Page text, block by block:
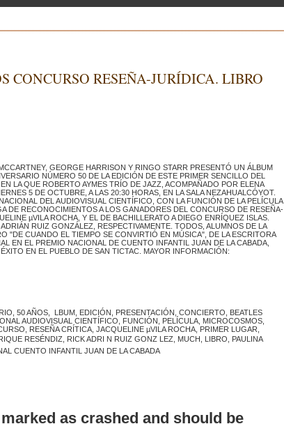
CONCURSO RESEÑA-JURÍDICA. LIBRO
GEORGE HARRISON Y RINGO STARR PRESENTÓ UN ÁLBUM
NÚMERO 50 DE LA EDICIÓN DE ESTE PRIMER SENCILLO DEL
LA QUE ROBERTO AYMES TRÍO DE JAZZ, ACOMPAÑADO POR ELENA
5 DE OCTUBRE, A LAS 20:30 HORAS, EN LA SALA NEZAHUALCÓYOT.
DEL AUDIOVISUAL CIENTÍFICO, CON LA FUNCIÓN DE LA PELÍCULA
DE RECONOCIMIENTOS A LOS GANADORES DEL CONCURSO DE RESEÑA-
µVILA ROCHA, Y EL DE BACHILLERATO A DIEGO ENRÍQUEZ ISLAS.
RUIZ GONZÁLEZ, RESPECTIVAMENTE. TODOS, ALUMNOS DE LA
"DE CUANDO EL TIEMPO SE CONVIRTIÓ EN MÚSICA", DE LA ESCRITORA
EN EL PREMIO NACIONAL DE CUENTO INFANTIL JUAN DE LA CABADA,
EN EL PUEBLO DE SAN TICTAC. MAYOR INFORMACIÓN:
50 AÑOS, LBUM, EDICIÓN, PRESENTACIÓN, CONCIERTO, BEATLES
AUDIOVISUAL CIENTÍFICO, FUNCIÓN, PELÍCULA, MICROCOSMOS,
RESEÑA CRÍTICA, JACQUELINE µVILA ROCHA, PRIMER LUGAR,
RESÉNDIZ, RICK ADRI N RUIZ GONZ LEZ, MUCH, LIBRO, PAULINA
CUENTO INFANTIL JUAN DE LA CABADA
as crashed and should be